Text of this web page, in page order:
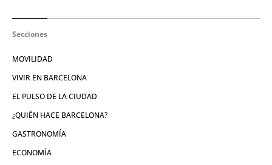
Secciones
MOVILIDAD
VIVIR EN BARCELONA
EL PULSO DE LA CIUDAD
¿QUIÉN HACE BARCELONA?
GASTRONOMÍA
ECONOMÍA